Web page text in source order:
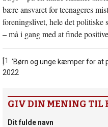
bære ansvaret for teenageres
foreningslivet, hele det politiske
– må i gang med at finde
[1]
’Børn og unge kæmper for at
2022
GIV DIN MENING TIL
Dit fulde navn